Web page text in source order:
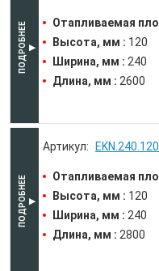
Отапливаемая
Высота, мм : 120
Ширина, мм : 240
Длина, мм : 2600
Отапливаемая
Высота, мм : 120
Ширина, мм : 240
Длина, мм : 2800